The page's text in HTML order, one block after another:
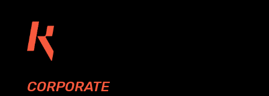
CORPORATE